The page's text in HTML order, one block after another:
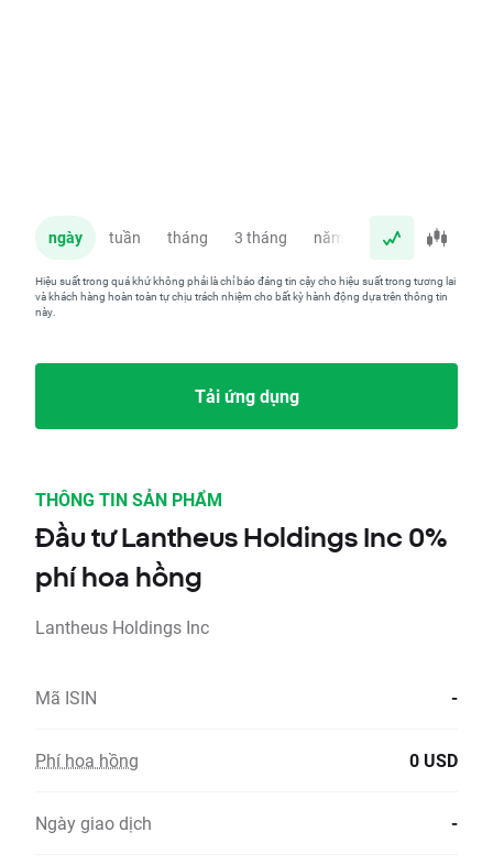
ngày tuần tháng 3 tháng năm
Hiệu suất trong quá khứ không phải là chỉ báo đáng tin cậy cho hiệu suất trong tương lai
và khách hàng hoàn toàn tự chịu trách nhiệm cho bất kỳ hành động dựa trên thông tin
này.
Tải ứng dụng
THÔNG TIN SẢN PHẨM
Đầu tư Lantheus Holdings Inc 0%
phí hoa hồng
Lantheus Holdings Inc
Mã ISIN -
Phí hoa hồng 0 USD
Ngày giao dịch -